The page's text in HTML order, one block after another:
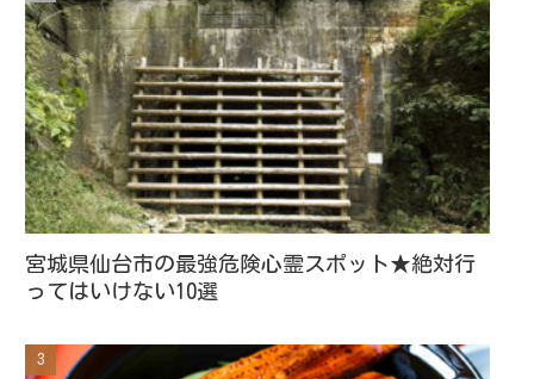
宮城県仙台市の最強危険心霊スポット★絶対行
ってはいけない10選